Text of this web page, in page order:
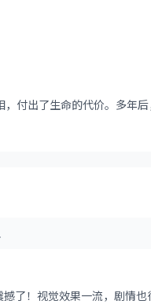
付出了生命的代价。多年
了！视觉效果一流，剧情也